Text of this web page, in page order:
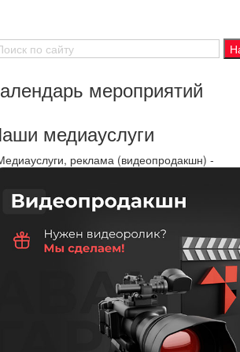
мероприятий
медиауслуги
реклама (видеопродакшн) -